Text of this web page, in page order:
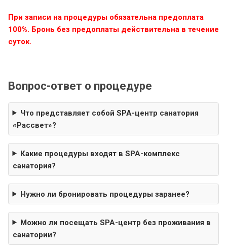
При записи на процедуры обязательна предоплата
100%. Бронь без предоплаты действительна в течение
суток.
Вопрос-ответ о процедуре
Что представляет собой SPA-центр санатория
«Рассвет»?
Какие процедуры входят в SPA-комплекс
санатория?
Нужно ли бронировать процедуры заранее?
Можно ли посещать SPA-центр без проживания в
санатории?